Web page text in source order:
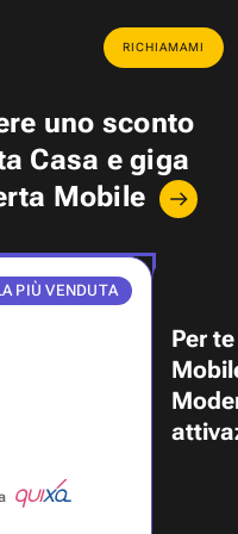
RICHIAMAMI
uno sconto
Casa egiga
Mobile
PIÙ VENDUTA
Per